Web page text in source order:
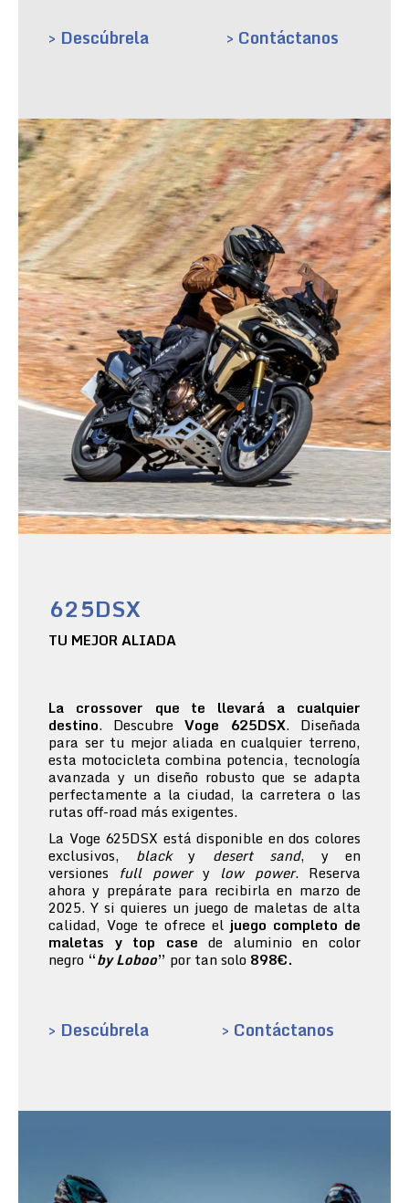
> Descúbrela > Contáctanos
625DSX
TU MEJOR ALIADA
La crossover que te llevará a cualquier
destino. Descubre Voge 625DSX. Diseñada
para ser tu mejor aliada en cualquier terreno,
esta motocicleta combina potencia, tecnología
avanzada y un diseño robusto que se adapta
perfectamente a la ciudad, la carretera o las
rutas off-road más exigentes.
La Voge 625DSX está disponible en dos colores
exclusivos, blacky desert sand, y en
versiones full powery low power. Reserva
ahora y prepárate para recibirla en marzo de
2025. Y si quieres un juego de maletas de alta
calidad, Voge te ofrece el juego completo de
maletas y top case de aluminio en color
negro “by Loboo” por tan solo 898€.
> Descúbrela > Contáctanos